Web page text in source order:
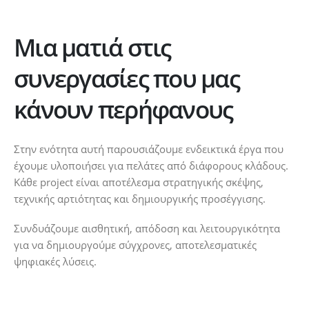
Μια ματιά στις
συνεργασίες που μας
κάνουν περήφανους
Στην ενότητα αυτή παρουσιάζουμε ενδεικτικά έργα που
έχουμε υλοποιήσει για πελάτες από διάφορους κλάδους.
Κάθε project είναι αποτέλεσμα στρατηγικής σκέψης,
τεχνικής αρτιότητας και δημιουργικής προσέγγισης.
Συνδυάζουμε αισθητική, απόδοση και λειτουργικότητα
για να δημιουργούμε σύγχρονες, αποτελεσματικές
ψηφιακές λύσεις.